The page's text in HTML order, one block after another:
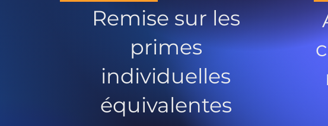
Remise sur les
primes
individuelles
équivalentes